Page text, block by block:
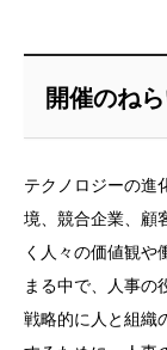
開催のね
テクノロジーの進
境、競合企業、顧
く人々の価値観や
まる中で、人事の
戦略的に人と組織